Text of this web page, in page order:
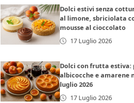
Dolci estivi senza
al limone, sbriciolata
mousse al cioccolato
17 Luglio 2026
Dolci con frutta estiva:
albicocche e amarene
luglio 2026
17 Luglio 2026